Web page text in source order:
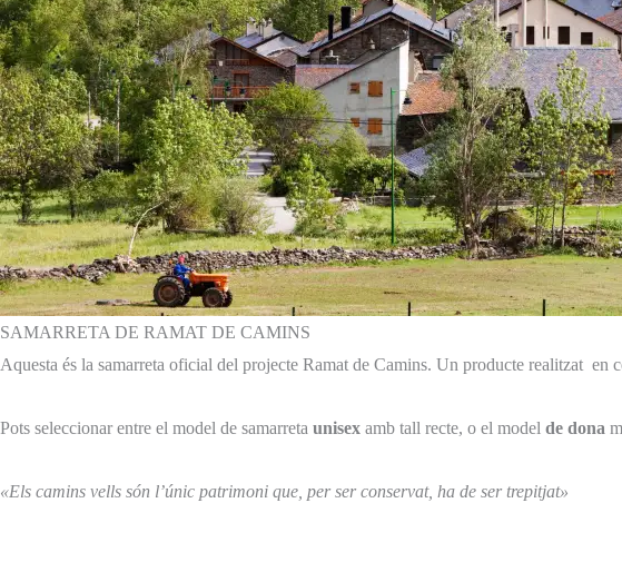
SAMARRETA DE RAMAT DE CAMINS
Aquesta és la samarreta oficial del projecte Ramat de Camins. Un producte realitzat en
Pots seleccionar entre el model de samarreta unisex amb tall recte, o el model de dona
«Els camins vells són l’únic patrimoni que, per ser conservat, ha de ser trepitjat»